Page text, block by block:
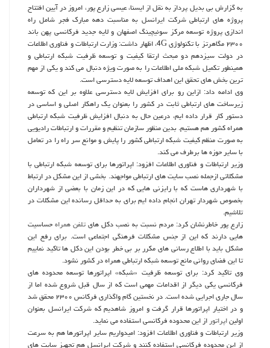
به گزارش بی بدیل پرداز به نقل از ایسنا، عیسی زارع پور، امروز در آیین افتتاح
پروژه های ارتباطی شرکت ایرانسل به مناسبت دهه مبارک فجر شامل راه
اندازی پروژه توسعه مرکز سوئیچینگ اصفهان و لایه جدید فرکانسی پهن باند
۲۳۰۰ مگاهرتز با تکنولوژی 4G، اظهار داشت: وزارت ارتباطات و فناوری اطلاعات
در دولت سیزدهم دو مبحث ارتقا کیفیت و توسعه ظرفیت شبکه ارتباطی و
همینطور تکمیل شبکه ملی اطلاعات را به صورت ویژه دنبال می کند و یکی از مهم
ترین بخش های تحقق این اهداف توسعه لایه دسترسی است.
وی ادامه داد: ازاین رو برای افزایش لایه دسترسی علاوه بر این که توسعه
زیرساخت های ارتباطی ثابت در کشور را بعنوان یک راهکار اصلی و اساسی در
دستور کار قرار داده ایم، درعین حال به دنبال افزایش ظرفیت شبکه ارتباطی
همراه کشور هم هستیم. بدین منظور سازمان تنظیم و مقررات و ارتباطات رادیویی
به صورت منظم کیفیت شبکه ارتباطی کشور را پایش و موانع سر راه را در تعامل
با سایر حوزه ها برطرف می کند.
وزیر ارتباطات و فناوری اطلاعات افزود: اپراتورها برای توسعه شبکه ارتباطی با
مشکلاتی ازجمله نصب سایت های ارتباطی مواجهند. بخشی از این مشکل در ارتباط
با شهرداری هاست که با رایزنی هایی که در این زمان با بعضی از شهرداران
بخصوص شهردار تهران انجام داده ایم برای به حداقل رسانده این مشکلات در
تلاشیم.
زارع پور خاطرنشان کرد: مردم نسبت به نصب دکل هایتلفن همراهحساسیت
هایی دارند که این از جنس مشکلات فرهنگی اجتماعی است. برای رفع این
مشکل باید با اطلاع رسانی های مکرر بر بی خطر بودن این دکل ها تاکید نماییم
تا این فضای روانی مانع توسعه شبکه ارتباطی همراه در کشور نشود.
وی تاکید کرد: برای توسعه ظرفیت «شبکه» اپراتورها توسعه محدوده های
فرکانسی یکی دیگر از اقدامات مهمی است که از سال قبل شروع شده اما از
سال جاری اجرایی شده است. در نخستین گام واگذاری فرکانس ۲۳۰۰ محقق شد
و در اختیار اپراتورها قرار گرفت و امروز شاهدیم که شرکت ایرانسل بعنوان
اولیناپراتوراز این محدوده فرکانسی استفاده می نماید.
وزیر ارتباطات و فناوری اطلاعات افزود: امیدواریم سایر اپراتورها هم به سرعت
از این محدوده فرکانسی استفاده کنند و شرکت ایرانسل هم تجهیز سایت های